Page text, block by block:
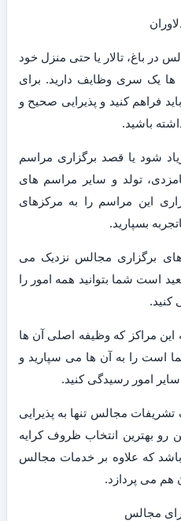
در باغ، تالار یا حتی منزل خود
ها یک سری وظایف دارید. برای
فراهم کنید و پذیرایی صحیح و
باشید.
شود یا قصد برگزاری مراسم
تولد و سایر مراسم های
این مراسم را به مرکزهای
بسپارید.
برگزاری مجالس نزدیک می
است شما بتوانید همه امور را
این مراکز که وظیفه اصلی آن ها
است را به آن ها می سپارید و
امور رسیدگی کنید.
مجالس تنها به پذیرایی
رو بهترین انتخاب ظروف کرایه
که علاوه بر خدمات مجالس
هم می پردازد.
مجالس